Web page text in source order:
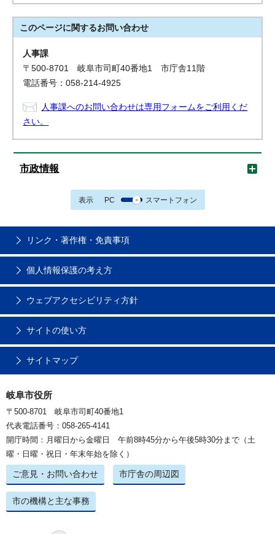
このページに関するお問い合わせ
人事課
〒500-8701 岐阜市司町40番地1 市庁舎11階
電話番号：058-214-4925
人事課へのお問い合わせは専用フォームをご利用くだ
さい。
市政情報
表示 PC スマートフォン
リンク・著作権・免責事項
個人情報保護の考え方
ウェブアクセシビリティ方針
サイトの使い方
サイトマップ
岐阜市役所
〒500-8701 岐阜市司町40番地1
代表電話番号：058-265-4141
開庁時間：月曜日から金曜日 午前8時45分から午後5時30分まで（土
曜・日曜・祝日・年末年始を除く）
ご意見・お問い合わせ 市庁舎の周辺図
市の機構と主な事務